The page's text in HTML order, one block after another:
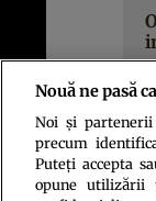
Nouă ne pasă
Noi și
precum
Puteți accepta
opune utilizării